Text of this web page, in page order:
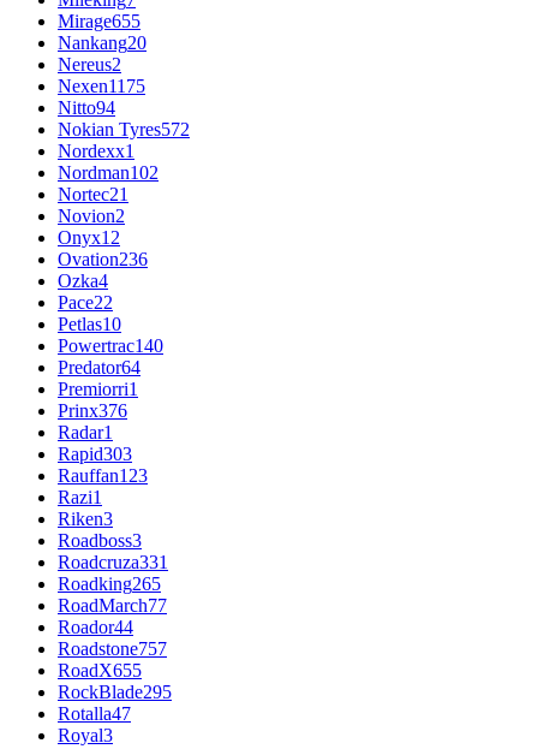
Mirage655
Nankang20
Nereus2
Nexen1175
Nitto94
Nokian Tyres572
Nordexx1
Nordman102
Nortec21
Novion2
Onyx12
Ovation236
Ozka4
Pace22
Petlas10
Powertrac140
Predator64
Premiorri1
Prinx376
Radar1
Rapid303
Rauffan123
Razi1
Riken3
Roadboss3
Roadcruza331
Roadking265
RoadMarch77
Roador44
Roadstone757
RoadX655
RockBlade295
Rotalla47
Royal3